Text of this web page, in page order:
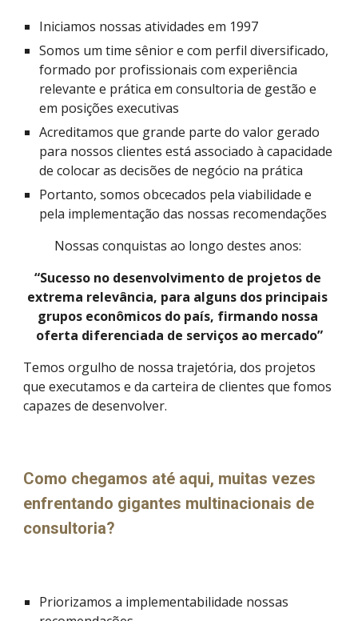
Iniciamos nossas atividades em 1997
Somos um time sênior e com perfil diversificado,
formado por profissionais com experiência
relevante e prática em consultoria de gestão e
em posições executivas
Acreditamos que grande parte do valor gerado
para nossos clientes está associado à capacidade
de colocar as decisões de negócio na prática
Portanto, somos obcecados pela viabilidade e
pela implementação das nossas recomendações
Nossas conquistas ao longo destes anos:
“Sucesso no desenvolvimento de projetos de
extrema relevância, para alguns dos principais
grupos econômicos do país, firmando nossa
oferta diferenciada de serviços ao mercado”
Temos orgulho de nossa trajetória, dos projetos
que executamos e da carteira de clientes que fomos
capazes de desenvolver.
Como chegamos até aqui, muitas vezes
enfrentando gigantes multinacionais de
consultoria?
Priorizamos a implementabilidade nossas